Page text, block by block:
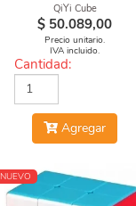
QiYi Cube
$ 50.089,00
Precio unitario.
IVA incluido.
Cantidad:
Agregar
NUEVO